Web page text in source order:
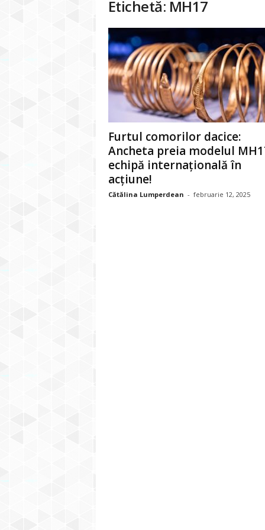
Etichetă: MH17
Furtul comorilor dacice:
Ancheta preia modelul
echipă internațională în
acțiune!
Cătălina Lumperdean - februarie 12, 2025